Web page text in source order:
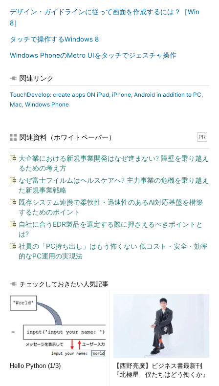
デザイン・ガイドラインに従って画面を作成するには？［Win
8］
タッチで操作するWindows 8
Windows PhoneのMetro UIをタッチでジェスチャ操作
関連リンク
TouchDevelop: create apps ON iPad, iPhone, Android in addition to PC,
Mac, Windows Phone
関連資料（ホワイトペーパー） PR
大企業における新規事業開発はなぜ進まない? 障壁を乗り越え
るための考え方
なぜ富士フイルムはヘルスケアへ? 主力事業の危機を乗り越え
た新規事業戦略
既存システム連携で柔軟性・迅速性のあるAI対応基盤を構築
するためのポイント
自社に合うEDR製品を選定する際に押さえるべきポイントと
は?
社員の「PC持ち出し」はもう怖くない 低コスト・安全・効率
的なPC運用の実現法
チェックしておきたい人気記事
Hello Python (1/3)
【西野亮廣】ビジネス書最新刊
『北極星 僕たちはどう働くか』